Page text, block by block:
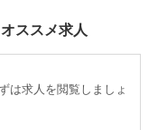
ススメ求人
は求人を閲覧しましょ